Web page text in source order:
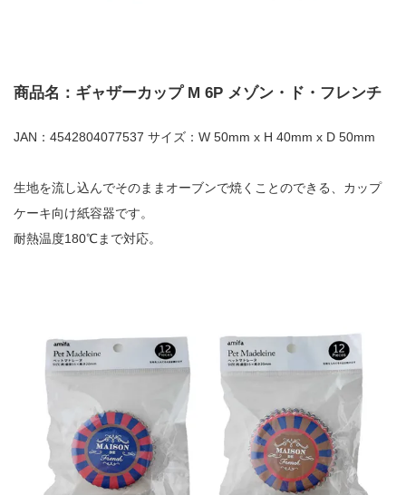
商品名：ギャザーカップ M 6P メゾン・ド・フレンチ
JAN：4542804077537 サイズ：W 50mm x H 40mm x D 50mm
生地を流し込んでそのままオーブンで焼くことのできる、カップ
ケーキ向け紙容器です。
耐熱温度180℃まで対応。